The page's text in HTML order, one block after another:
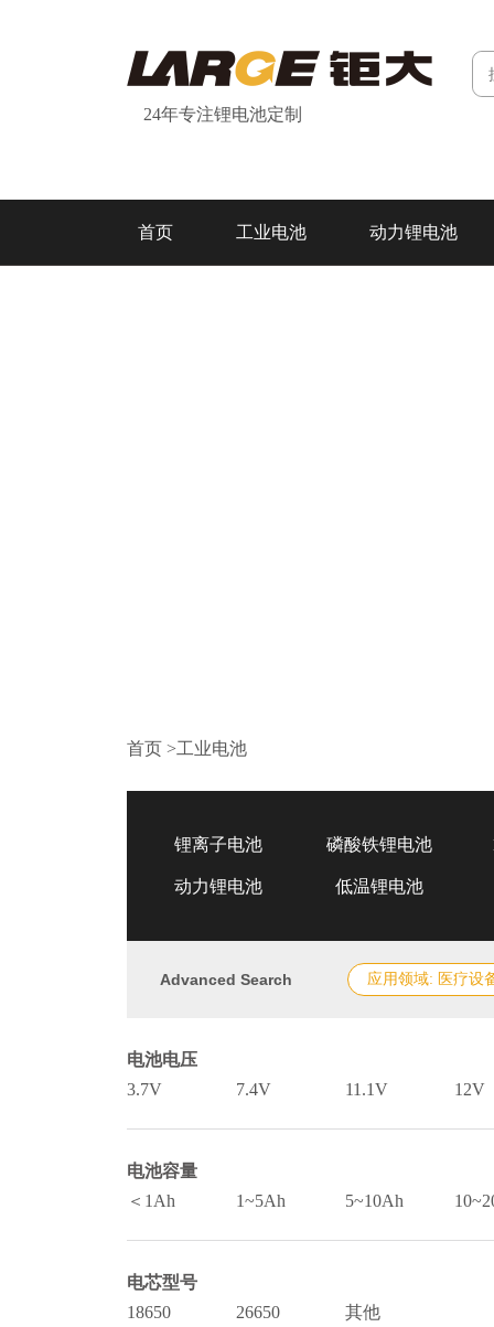
24年专注锂电池定制
首页 工业电池 动力锂电池
首页 >工业电池
锂离子电池 磷酸铁锂电池
动力锂电池 低温锂电池
Advanced Search 应用领域: 医疗设
电池电压
3.7V
7.4V 11.1V 12V
电池容量
＜1Ah
1~5Ah 5~10Ah
电芯型号
18650
26650 其他